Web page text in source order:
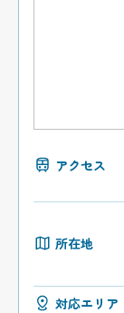
アクセス
所在地
対応エリア